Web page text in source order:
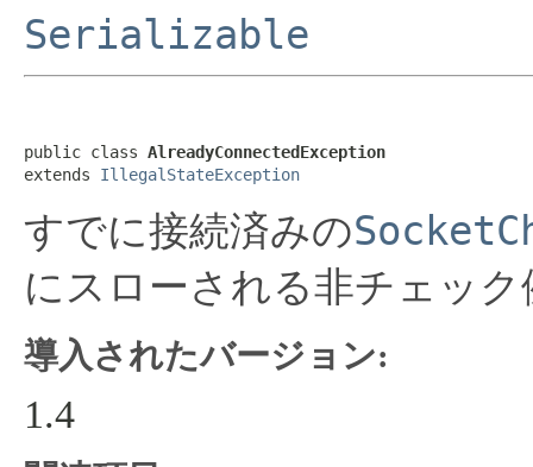
Serializable
public class AlreadyConnectedException
extends IllegalStateException
すでに接続済みの
にスローされる非チェッ
導入されたバージョン:
1.4